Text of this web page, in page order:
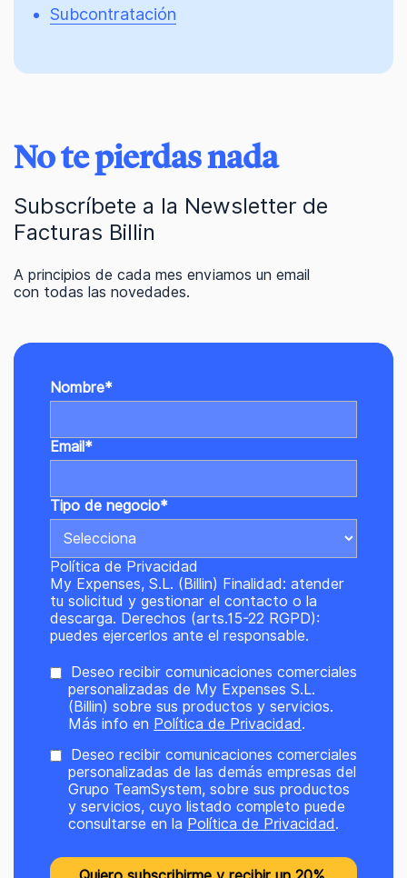
Subcontratación
No te pierdas nada
Subscríbete a la Newsletter de
Facturas Billin
A principios de cada mes enviamos un email
con todas las novedades.
Nombre*
Email *
Tipo de negocio*
Política de Privacidad
My Expenses, S.L. (Billin) Finalidad: atender
tu solicitud y gestionar el contacto o la
descarga. Derechos (arts.15-22 RGPD):
puedes ejercerlos ante el responsable.
Deseo recibir comunicaciones comerciales
personalizadas de My Expenses S.L.
(Billin) sobre sus productos y servicios.
Más info en Política de Privacidad.
Deseo recibir comunicaciones comerciales
personalizadas de las demás empresas del
Grupo TeamSystem, sobre sus productos
y servicios, cuyo listado completo puede
consultarse en la Política de Privacidad.